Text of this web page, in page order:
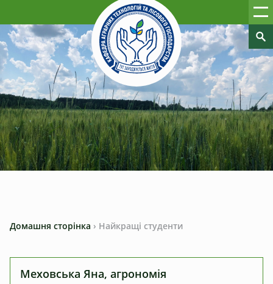
Домашня сторінка › Найкращі студенти
Меховська Яна, агрономія